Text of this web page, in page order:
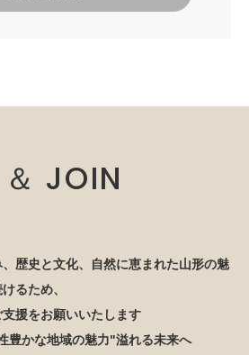
JOIN
歴史と文化、自然に恵まれた山形の魅
るため、
援をお願いいたします
豊かな地域の魅力"溢れる未来へ